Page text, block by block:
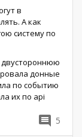
в
А как
систему по
двустороннюю
донные
по событию
их по api
5